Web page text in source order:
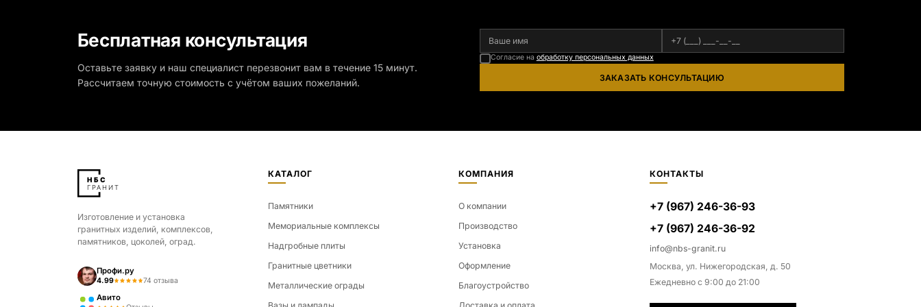
Бесплатная консультация
Оставьте заявку и наш специалист перезвонит вам в течение 15 минут.
Рассчитаем точную стоимость с учётом ваших пожеланий.
Согласие на обработку персональных данных
ЗАКАЗАТЬ КОНСУЛЬТАЦИЮ
Изготовление и установка
гранитных изделий, комплексов,
памятников, цоколей, оград.
Профи.ру
4.99 74 отзыва
Авито
КАТАЛОГ
Памятники
Мемориальные комплексы
Надгробные плиты
Гранитные цветники
Металлические ограды
КОМПАНИЯ
О компании
Производство
Установка
Оформление
Благоустройство
КОНТАКТЫ
+7 (967) 246-36-93
+7 (967) 246-36-92
info@nbs-granit.ru
Москва, ул. Нижегородская, д. 50
Ежедневно с 9:00 до 21:00